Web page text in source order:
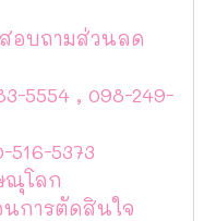
สอบถามส่วนลด
5554 , 098-249-
516-5373
ณุโลก
นการตัดสินใจ